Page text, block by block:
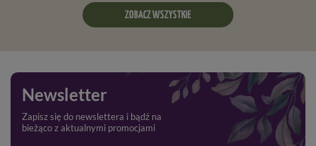
ZOBACZ WSZYSTKIE
Newsletter
Zapisz się do newslettera i bądź na
bieżąco z aktualnymi promocjami